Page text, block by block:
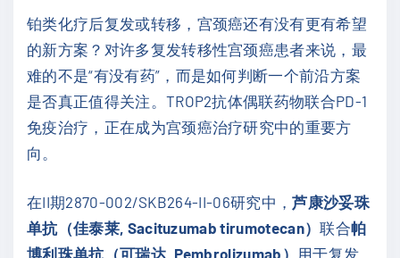
铂类化疗后复发或转移，宫颈癌还有没有更有希望
的新方案？对许多复发转移性宫颈癌患者来说，最
难的不是“有没有药”，而是如何判断一个前沿方案
是否真正值得关注。TROP2抗体偶联药物联合PD-1
免疫治疗，正在成为宫颈癌治疗研究中的重要方
向。
在II期2870-002/SKB264-II-06研究中，芦康沙妥珠
单抗（佳泰莱, Sacituzumab tirumotecan）联合帕
博利珠单抗（可瑞达, Pembrolizumab） 用于复发